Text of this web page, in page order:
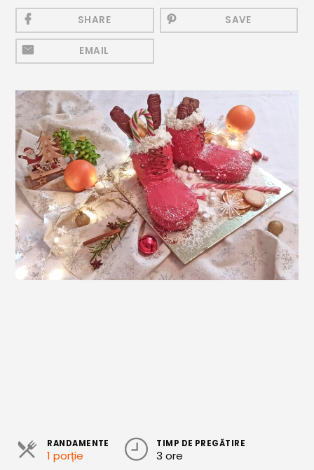
Băuturi
Băuturi calde
Băuturi reci
Smoothies
Ceva Dulce
Biscuiți, Bomboane și
Fursecuri
Brioșe și Checuri
Budinci, Jeleuri și Sufleuri
Cheesecake
Cozonaci
Dulceață / Gem
Sirop / Compot
SHARE SAVE
EMAIL
RANDAMENTE
1 porție
TIMP DE PREGĂTIRE
3 ore